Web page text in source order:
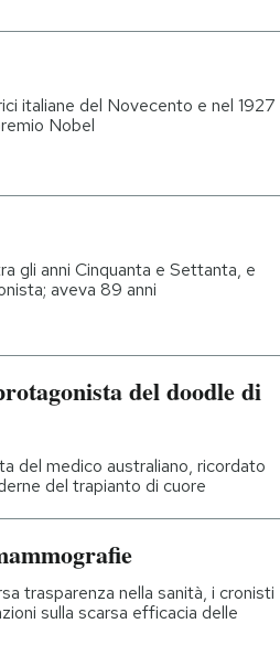
italiane del Novecento e nel 1927
Nobel
gli anni Cinquanta e Settanta, e
aveva 89 anni
del doodle di
del medico australiano, ricordato
del trapianto di cuore
trasparenza nella sanità, i cronisti
sulla scarsa efficacia delle